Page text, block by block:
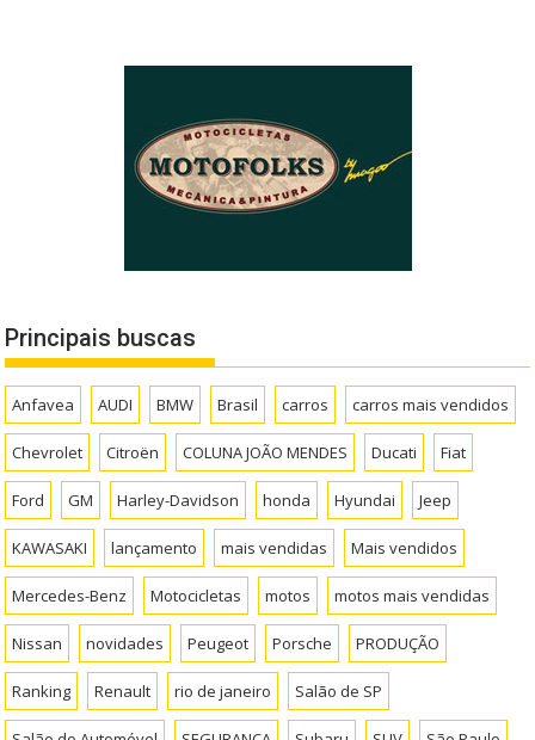
Principais buscas
Anfavea AUDI BMW Brasil carros carros mais vendidos
Chevrolet Citroën COLUNA JOÃO MENDES Ducati Fiat
Ford GM Harley-Davidson honda Hyundai Jeep
KAWASAKI lançamento mais vendidas Mais vendidos
Mercedes-Benz Motocicletas motos motos mais vendidas
Nissan novidades Peugeot Porsche PRODUÇÃO
Ranking Renault rio de janeiro Salão de SP